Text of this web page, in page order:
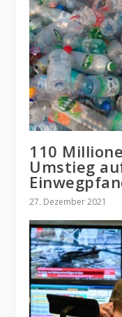
110
Umstieg
27. Dezember 2021